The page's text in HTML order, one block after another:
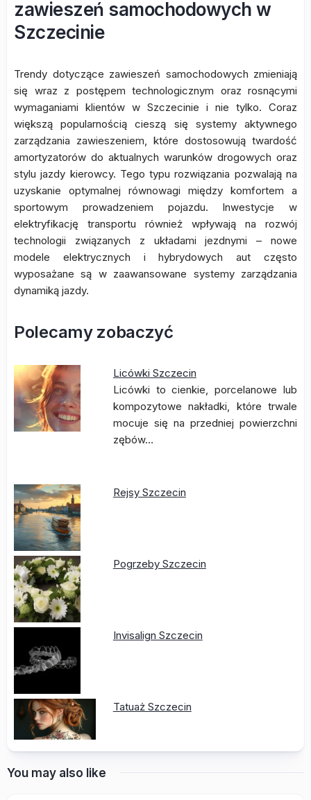
zawieszeń samochodowych w
Szczecinie
Trendy dotyczące zawieszeń samochodowych zmieniają
się wraz z postępem technologicznym oraz rosnącymi
wymaganiami klientów w Szczecinie i nie tylko. Coraz
większą popularnością cieszą się systemy aktywnego
zarządzania zawieszeniem, które dostosowują twardość
amortyzatorów do aktualnych warunków drogowych oraz
stylu jazdy kierowcy. Tego typu rozwiązania pozwalają na
uzyskanie optymalnej równowagi między komfortem a
sportowym prowadzeniem pojazdu. Inwestycje w
elektryfikację transportu również wpływają na rozwój
technologii związanych z układami jezdnymi – nowe
modele elektrycznych i hybrydowych aut często
wyposażane są w zaawansowane systemy zarządzania
dynamiką jazdy.
Polecamy zobaczyć
Licówki Szczecin
Licówki to cienkie, porcelanowe lub
kompozytowe nakładki, które trwale
mocuje się na przedniej powierzchni
zębów…
Rejsy Szczecin
Pogrzeby Szczecin
Invisalign Szczecin
Tatuaż Szczecin
You may also like